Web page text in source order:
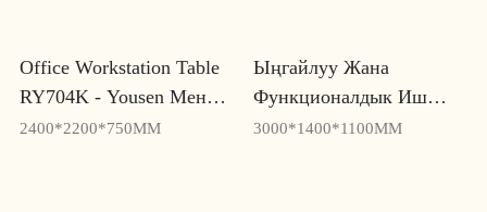
Office Workstation Table
RY704K - Yousen Менен
Жумуш
2400*2200*750MM
Ыңгайлуу Жана
Функционалдык Иш
Мейкиндиктери Үчүн
3000*1400*1100MM